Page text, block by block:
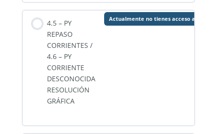
4.5 – PY
REPASO
CORRIENTES /
4.6 – PY
CORRIENTE
DESCONOCIDA
RESOLUCIÓN
GRÁFICA
Actualmente no tienes acceso a este